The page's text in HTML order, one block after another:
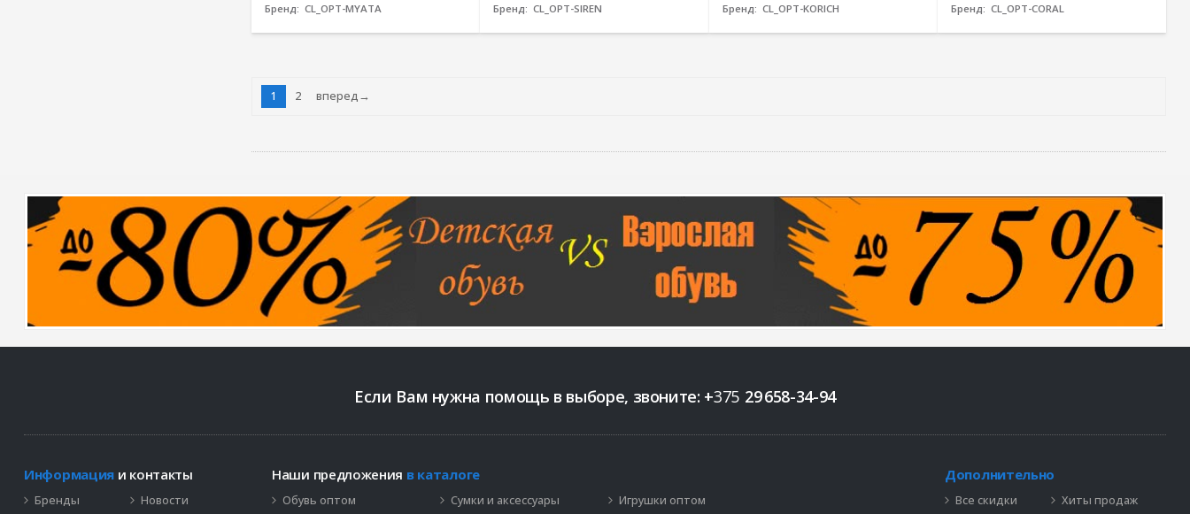
Бренд: CL_OPT-MYATA Бренд: CL_OPT-SIREN Бренд: CL_OPT-KORICH Бренд: CL_OPT-CORAL
1 2 вперед→
Если Вам нужна помощь в выборе, звоните: +375 29658-34-94
Информация и контакты
Бренды
Новости
Наши предложения в каталоге
Обувь оптом Сумки и аксессуары
Игрушки оптом
Дополнительно
Все скидки
Хиты продаж